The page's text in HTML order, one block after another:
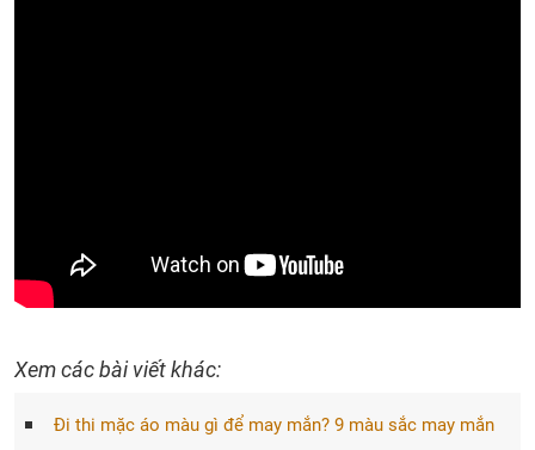
Xem các bài viết khác:
Đi thi mặc áo màu gì để may mắn? 9 màu sắc may mắn